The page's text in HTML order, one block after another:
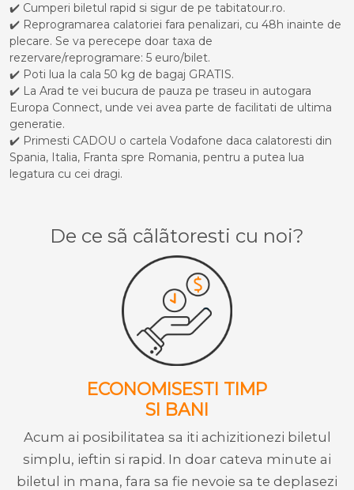
✔️ Cumperi biletul rapid si sigur de pe tabitatour.ro.
✔️ Reprogramarea calatoriei fara penalizari, cu 48h inainte de
plecare. Se va perecepe doar taxa de
rezervare/reprogramare: 5 euro/bilet.
✔️ Poti lua la cala 50 kg de bagaj GRATIS.
✔️ La Arad te vei bucura de pauza pe traseu in autogara
Europa Connect, unde vei avea parte de facilitati de ultima
generatie.
✔️ Primesti CADOU o cartela Vodafone daca calatoresti din
Spania, Italia, Franta spre Romania, pentru a putea lua
legatura cu cei dragi.
De ce sã cãlãtoresti cu noi?
ECONOMISESTI TIMP
SI BANI
Acum ai posibilitatea sa iti achizitionezi biletul
simplu, ieftin si rapid. In doar cateva minute ai
biletul in mana, fara sa fie nevoie sa te deplasezi